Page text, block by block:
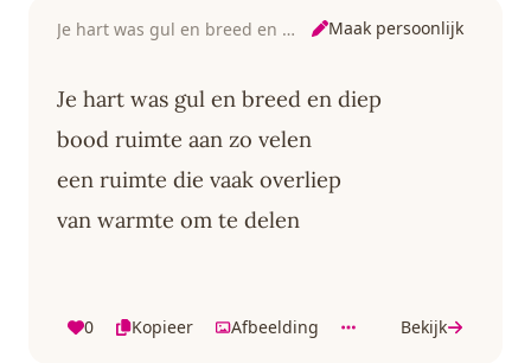
Je hart was gul en breed en diep Maak persoonlijk
Je hart was gul en breed en diep
bood ruimte aan zo velen
een ruimte die vaak overliep
van warmte om te delen
0 Kopieer Afbeelding Bekijk